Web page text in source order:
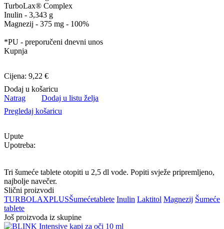
TurboLax® Complex
Inulin - 3,343 g
Magnezij - 375 mg - 100%
*PU - preporučeni dnevni unos
Kupnja
Cijena: 9,22 €
Dodaj u košaricu
Natrag
Dodaj u listu želja
Pregledaj košaricu
Upute
Upotreba:
Tri šumeće tablete otopiti u 2,5 dl vode. Popiti svježe pripremljeno,
najbolje navečer.
Slični proizvodi
TURBOLAXPLUSŠumećetablete Inulin Laktitol Magnezij Šumeće
tablete
Još proizvoda iz skupine